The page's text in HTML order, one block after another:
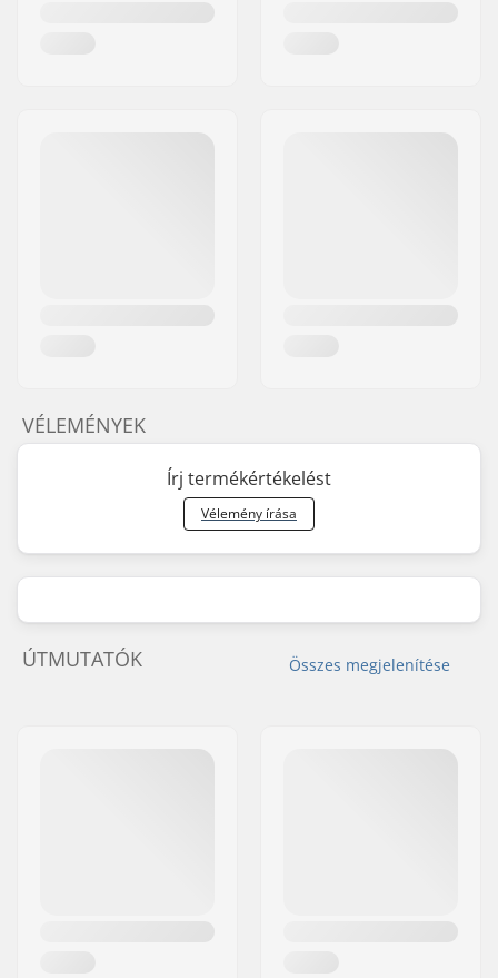
VÉLEMÉNYEK
Írj termékértékelést
Vélemény írása
Összes megjelenítése
ÚTMUTATÓK